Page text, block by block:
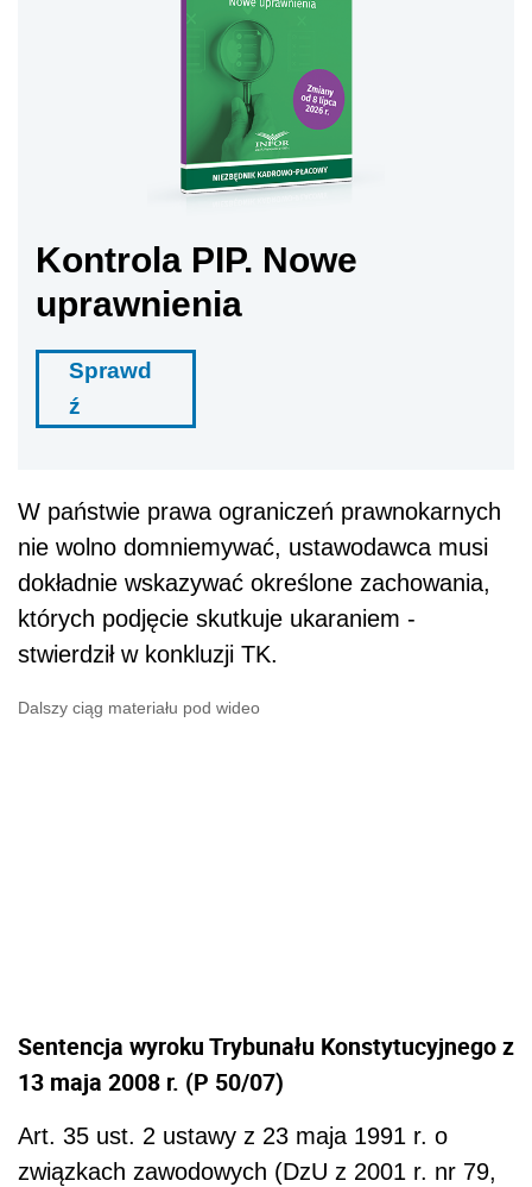
Kontrola PIP. Nowe
uprawnienia
Sprawd
ź
W państwie prawa ograniczeń prawnokarnych
nie wolno domniemywać, ustawodawca musi
dokładnie wskazywać określone zachowania,
których podjęcie skutkuje ukaraniem -
stwierdził w konkluzji TK.
Dalszy ciąg materiału pod wideo
Sentencja wyroku Trybunału Konstytucyjnego z
13 maja 2008 r. (P 50/07)
Art. 35 ust. 2 ustawy z 23 maja 1991 r. o
związkach zawodowych (DzU z 2001 r. nr 79,